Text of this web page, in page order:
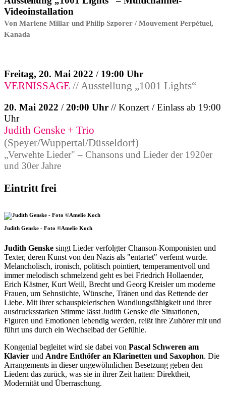
Videoinstallation
Von Marlene Millar und Philip Szporer / Mouvement Perpétuel,
Kanada
Freitag, 20. Mai 2022 / 19:00 Uhr
VERNISSAGE // Ausstellung „1001 Lights“
20. Mai 2022 /20:00 Uhr // Konzert / Einlass ab 19:00
Uhr
Judith Genske + Trio
(Speyer/Wuppertal/Düsseldorf)
„Verwehte Lieder" – Chansons und Lieder der 1920er
und 30er Jahre
Eintritt frei
Judith Genske - Foto ©Amelie Koch
Judith Genske singt Lieder verfolgter Chanson-Komponisten und
Texter, deren Kunst von den Nazis als "entartet" verfemt wurde.
Melancholisch, ironisch, politisch pointiert, temperamentvoll und
immer melodisch schmelzend geht es bei Friedrich Hollaender,
Erich Kästner, Kurt Weill, Brecht und Georg Kreisler um moderne
Frauen, um Sehnsüchte, Wünsche, Tränen und das Rettende der
Liebe. Mit ihrer schauspielerischen Wandlungsfähigkeit und ihrer
ausdrucksstarken Stimme lässt Judith Genske die Situationen,
Figuren und Emotionen lebendig werden, reißt ihre Zuhörer mit und
führt uns durch ein Wechselbad der Gefühle.
Kongenial begleitet wird sie dabei von Pascal Schweren am
Klavier und Andre Enthöfer an Klarinetten und Saxophon. Die
Arrangements in dieser ungewöhnlichen Besetzung geben den
Liedern das zurück, was sie in ihrer Zeit hatten: Direktheit,
Modernität und Überraschung.